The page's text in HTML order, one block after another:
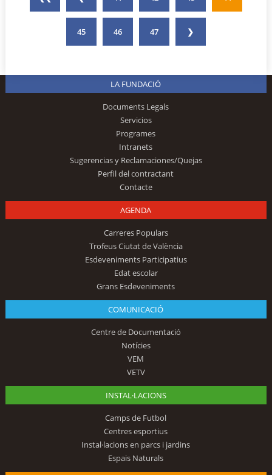
45 46 47 ❯
LA FUNDACIÓ
Documents Legals
Servicios
Programes
Intranets
Sugerencias y Reclamaciones/Quejas
Perfil del contractant
Contacte
AGENDA
Carreres Populars
Trofeus Ciutat de València
Esdeveniments Participatius
Edat escolar
Grans Esdeveniments
COMUNICACIÓ
Centre de Documentació
Notícies
VEM
VETV
INSTAL·LACIONS
Camps de Futbol
Centres esportius
Instal·lacions en parcs i jardins
Espais Naturals